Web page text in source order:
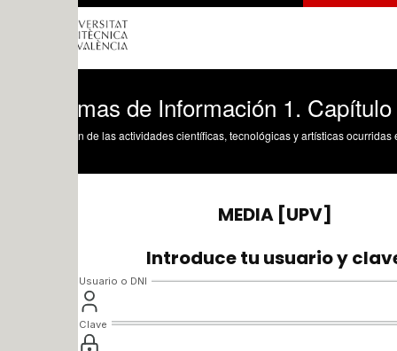
de Información 1. Capítulo 2.
de las actividades científicas, tecnológicas y artísticas ocurridas en los tres